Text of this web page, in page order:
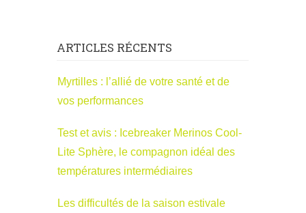
ARTICLES RÉCENTS
Myrtilles : l’allié de votre santé et de
vos performances
Test et avis : Icebreaker Merinos Cool-
Lite Sphère, le compagnon idéal des
températures intermédiaires
Les difficultés de la saison estivale